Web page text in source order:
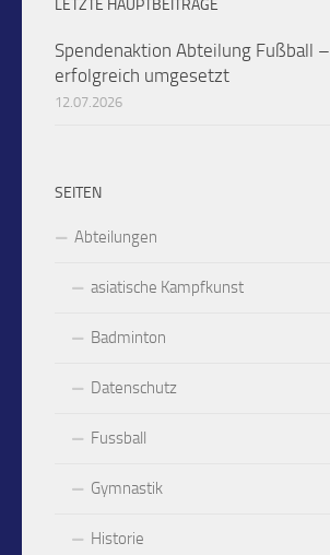
LETZTE HAUPTBEITRÄGE
Spendenaktion Abteilung Fußball –
erfolgreich umgesetzt
12.07.2026
SEITEN
Abteilungen
asiatische Kampfkunst
Badminton
Datenschutz
Fussball
Gymnastik
Historie